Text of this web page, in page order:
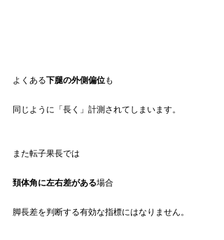
よくある下腿の外側偏位も
同じように「長く」計測されてしまいます。
また転子果長では
頚体角に左右差がある場合
脚長差を判断する有効な指標にはなりません。